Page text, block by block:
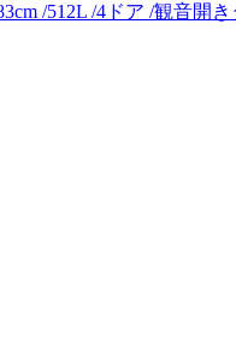
/512L /4ドア /観音開き